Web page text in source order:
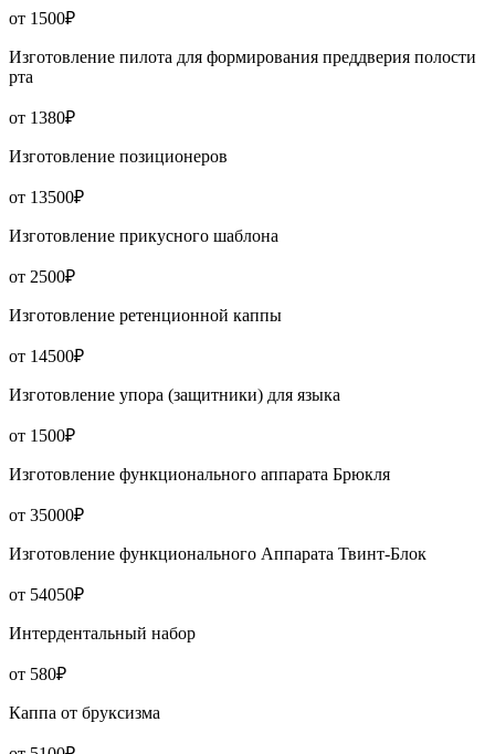
от 1500₽
Изготовление пилота для формирования преддверия полости
рта
от 1380₽
Изготовление позиционеров
от 13500₽
Изготовление прикусного шаблона
от 2500₽
Изготовление ретенционной каппы
от 14500₽
Изготовление упора (защитники) для языка
от 1500₽
Изготовление функционального аппарата Брюкля
от 35000₽
Изготовление функционального Аппарата Твинт-Блок
от 54050₽
Интердентальный набор
от 580₽
Каппа от бруксизма